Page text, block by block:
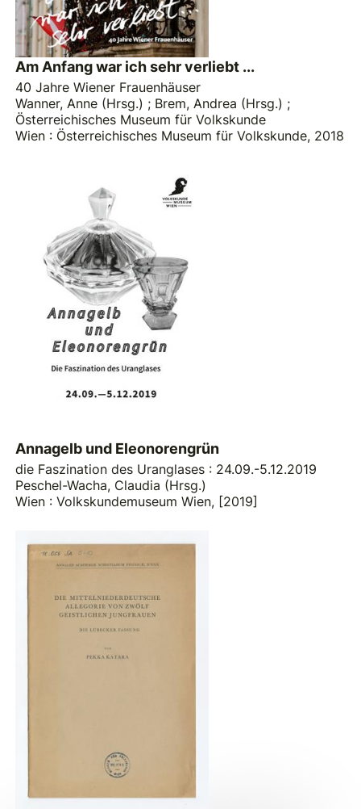
Am Anfang war ich sehr verliebt ...
40 Jahre Wiener Frauenhäuser
Wanner, Anne (Hrsg.) ; Brem, Andrea (Hrsg.) ;
Österreichisches Museum für Volkskunde
Wien : Österreichisches Museum für Volkskunde, 2018
Annagelb und Eleonorengrün
die Faszination des Uranglases : 24.09.-5.12.2019
Peschel-Wacha, Claudia (Hrsg.)
Wien : Volkskundemuseum Wien, [2019]